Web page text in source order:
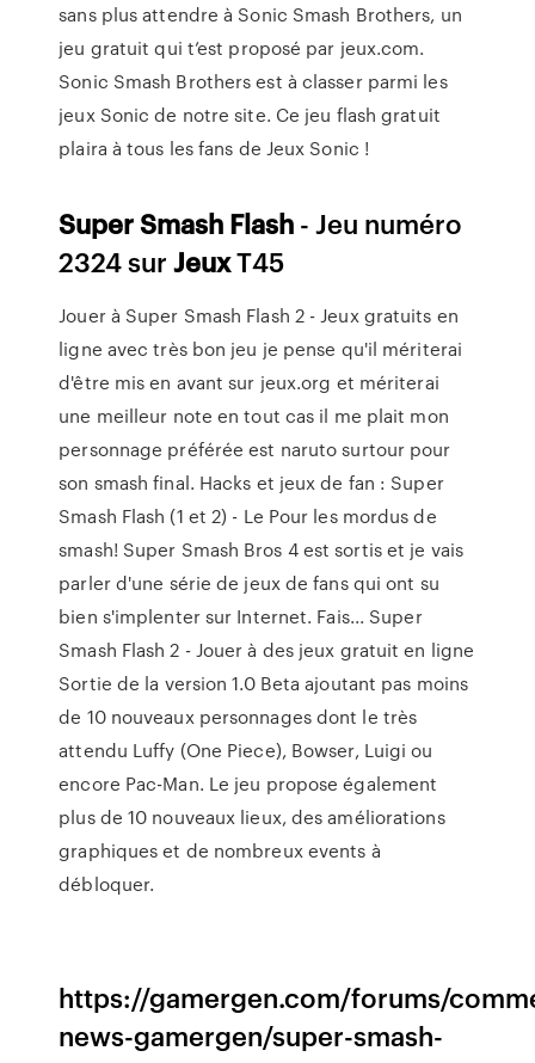
sans plus attendre à Sonic Smash Brothers, un
jeu gratuit qui t’est proposé par jeux.com.
Sonic Smash Brothers est à classer parmi les
jeux Sonic de notre site. Ce jeu flash gratuit
plaira à tous les fans de Jeux Sonic !
SuperSmash Flash - Jeu numéro
2324 surJeuxT45
Jouer à Super Smash Flash 2 - Jeux gratuits en
ligne avec très bon jeu je pense qu'il mériterai
d'être mis en avant sur jeux.org et mériterai
une meilleur note en tout cas il me plait mon
personnage préférée est naruto surtour pour
son smash final. Hacks et jeux de fan : Super
Smash Flash (1 et 2) - Le Pour les mordus de
smash! Super Smash Bros 4 est sortis et je vais
parler d'une série de jeux de fans qui ont su
bien s'implenter sur Internet. Fais... Super
Smash Flash 2 - Jouer à des jeux gratuit en ligne
Sortie de la version 1.0 Beta ajoutant pas moins
de 10 nouveaux personnages dont le très
attendu Luffy (One Piece), Bowser, Luigi ou
encore Pac-Man. Le jeu propose également
plus de 10 nouveaux lieux, des améliorations
graphiques et de nombreux events à
débloquer.
https://gamergen.com/forums/
news-gamergen/super-smash-